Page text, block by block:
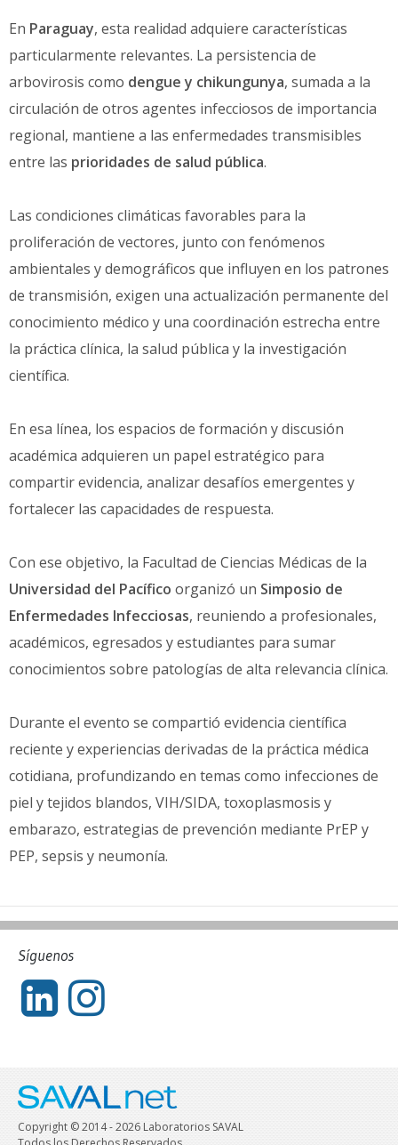
En Paraguay, esta realidad adquiere características
particularmente relevantes. La persistencia de
arbovirosis como dengue y chikungunya, sumada a la
circulación de otros agentes infecciosos de importancia
regional, mantiene a las enfermedades transmisibles
entre las prioridades de salud pública.
Las condiciones climáticas favorables para la
proliferación de vectores, junto con fenómenos
ambientales y demográficos que influyen en los patrones
de transmisión, exigen una actualización permanente del
conocimiento médico y una coordinación estrecha entre
la práctica clínica, la salud pública y la investigación
científica.
En esa línea, los espacios de formación y discusión
académica adquieren un papel estratégico para
compartir evidencia, analizar desafíos emergentes y
fortalecer las capacidades de respuesta.
Con ese objetivo, la Facultad de Ciencias Médicas de la
Universidad del Pacífico organizó un Simposio de
Enfermedades Infecciosas, reuniendo a profesionales,
académicos, egresados y estudiantes para sumar
conocimientos sobre patologías de alta relevancia clínica.
Durante el evento se compartió evidencia científica
reciente y experiencias derivadas de la práctica médica
cotidiana, profundizando en temas como infecciones de
piel y tejidos blandos, VIH/SIDA, toxoplasmosis y
embarazo, estrategias de prevención mediante PrEP y
PEP, sepsis y neumonía.
Síguenos
Copyright © 2014 - 2026 Laboratorios SAVAL